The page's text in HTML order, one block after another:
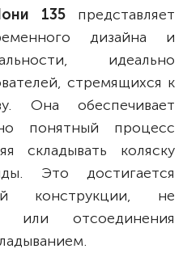
135 представляет
дизайна и
идеально
стремящихся к
Она обеспечивает
понятный процесс
складывать коляску
Это достигается
конструкции, не
или отсоединения